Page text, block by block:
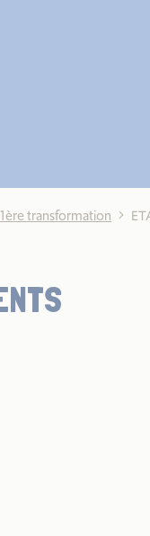
transformation